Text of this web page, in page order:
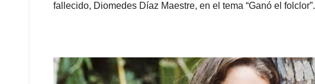
fallecido, Diomedes Díaz Maestre, en el tema “Ganó el folclor”.